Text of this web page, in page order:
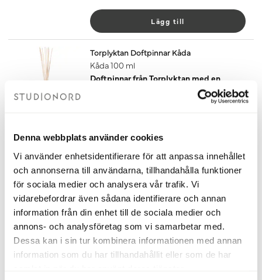
Denna webbplats använder cookies
Vi använder enhetsidentifierare för att anpassa innehållet
och annonserna till användarna, tillhandahålla funktioner
för sociala medier och analysera vår trafik. Vi
vidarebefordrar även sådana identifierare och annan
information från din enhet till de sociala medier och
annons- och analysföretag som vi samarbetar med.
Dessa kan i sin tur kombinera informationen med annan
information som du har tillhandahållit eller som de har
Lägg till
Torplyktan Doftpinnar Kåda
Kåda 100 ml
Doftpinnar från Torplyktan med en
harmonisk skogsdoft, perfekt för
rogivande stämning i ditt badrum, kök
citrus och träiga noter
Doften håller i 4-6 månader
Finns även som doftljus
Tillverkad i Sverige
379 kr
Lägg till
Torplyktan Doftpinnar Gryningsljus